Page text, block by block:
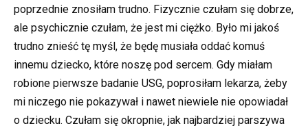
poprzednie znosiłam trudno. Fizycznie czułam się dobrze,
ale psychicznie czułam, że jest mi ciężko. Było mi jakoś
trudno znieść tę myśl, że będę musiała oddać komuś
innemu dziecko, które noszę pod sercem. Gdy miałam
robione pierwsze badanie USG, poprosiłam lekarza, żeby
mi niczego nie pokazywał i nawet niewiele nie opowiadał
o dziecku. Czułam się okropnie, jak najbardziej parszywa